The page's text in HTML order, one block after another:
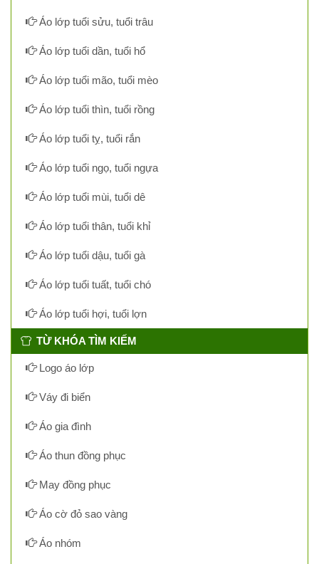
Áo lớp tuổi sửu, tuổi trâu
Áo lớp tuổi dần, tuổi hổ
Áo lớp tuổi mão, tuổi mèo
Áo lớp tuổi thìn, tuổi rồng
Áo lớp tuổi tỵ, tuổi rắn
Áo lớp tuổi ngọ, tuổi ngựa
Áo lớp tuổi mùi, tuổi dê
Áo lớp tuổi thân, tuổi khỉ
Áo lớp tuổi dậu, tuổi gà
Áo lớp tuổi tuất, tuổi chó
Áo lớp tuổi hợi, tuổi lợn
TỪ KHÓA TÌM KIẾM
Logo áo lớp
Váy đi biển
Áo gia đình
Áo thun đồng phục
May đồng phục
Áo cờ đỏ sao vàng
Áo nhóm